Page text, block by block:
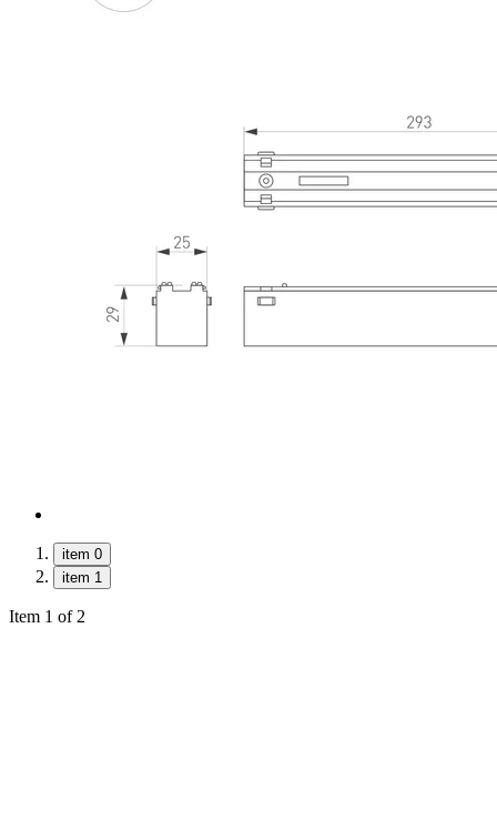
item 0
item 1
Item 1 of 2